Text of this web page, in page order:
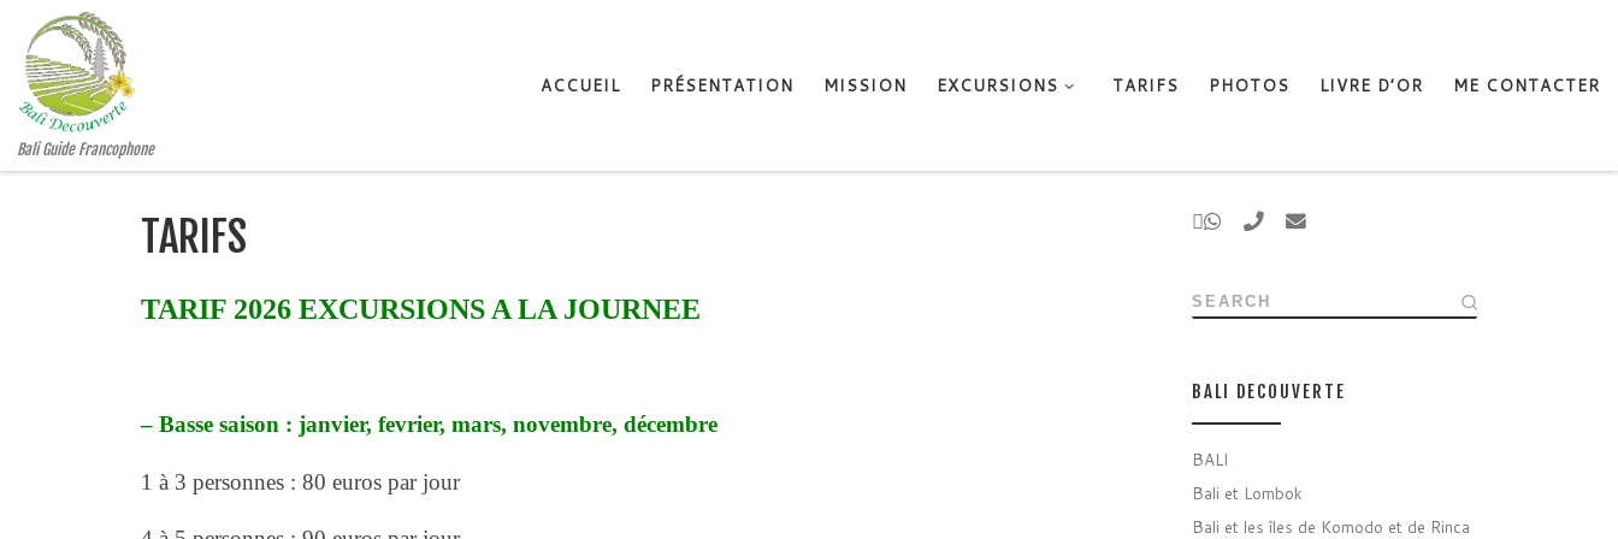
Skip to content
Bali Guide Francophone
ACCUEIL PRÉSENTATION MISSION EXCURSIONS TARIFS PHOTOS LIVRE D’OR ME CONTACTER
TARIFS
TARIF 2026 EXCURSIONS A LA JOURNEE
– Basse saison : janvier, fevrier, mars, novembre, décembre
1 à 3 personnes : 80 euros par jour
SEARCH
BALI DECOUVERTE
BALI
Bali et Lombok
Bali et les îles de Komodo et de Rinca